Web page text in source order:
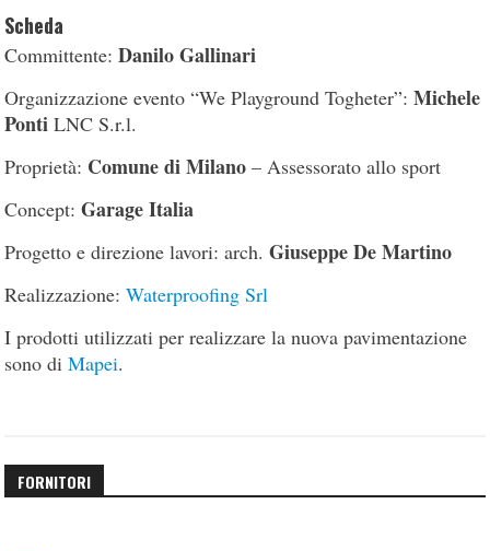
Scheda
Committente:Danilo Gallinari
Organizzazione evento “We Playground Togheter”:Michele
Ponti LNC S.r.l.
Proprietà: Comune di Milano – Assessorato allo sport
Concept:Garage Italia
Progetto e direzione lavori: arch.Giuseppe De Martino
Realizzazione:Waterproofing Srl
I prodotti utilizzati per realizzare la nuova pavimentazione
sono diMapei.
FORNITORI